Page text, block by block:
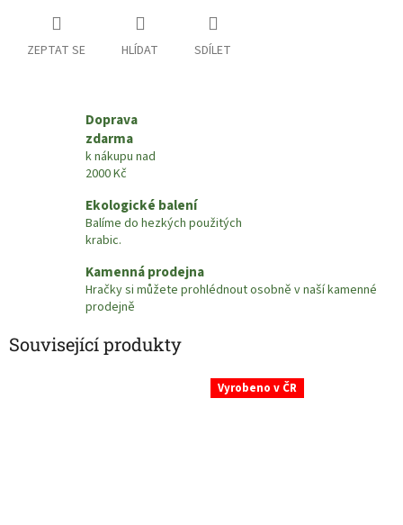
ZEPTAT SE HLÍDAT SDÍLET
Doprava
zdarma
k nákupu nad
2000 Kč
Ekologické balení
Balíme do hezkých použitých
krabic.
Kamenná prodejna
Hračky si můžete prohlédnout osobně v naší kamenné
prodejně
Související produkty
Vyrobeno v ČR